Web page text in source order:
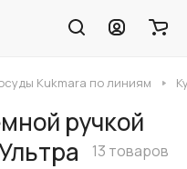
Kukmara по линиям
ручкой
13 товаров